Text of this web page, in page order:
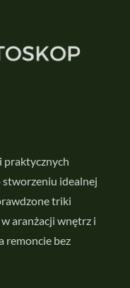
praktycznych
stworzeniu idealnej
triki
aranżacji wnętrz i
remoncie bez